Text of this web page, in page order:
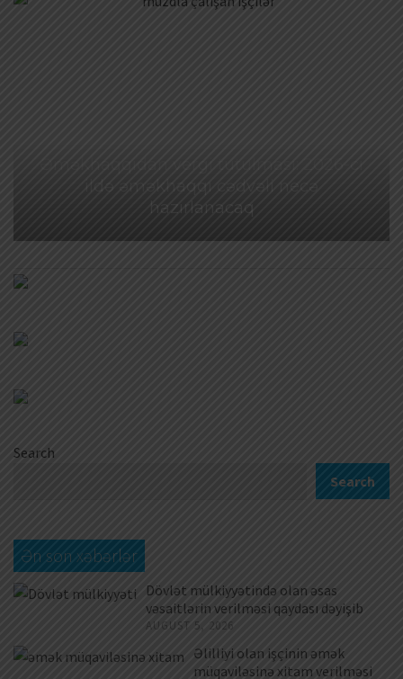
hazırlanacaq
Search
Search
Ən son xəbərlər
Dövlət mülkiyyətində olan əsas
vəsaitlərin verilməsi qaydası dəyişib
AUGUST 5, 2026
Əlilliyi olan işçinin əmək
müqaviləsinə xitam verilməsi